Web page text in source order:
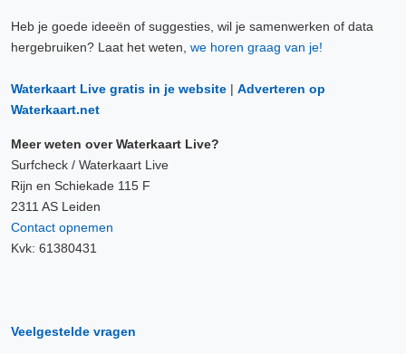
Heb je goede ideeën of suggesties, wil je samenwerken of data
hergebruiken? Laat het weten, we horen graag van je!
Waterkaart Live gratis in je website | Adverteren op
Waterkaart.net
Meer weten over Waterkaart Live?
Surfcheck / Waterkaart Live
Rijn en Schiekade 115 F
2311 AS Leiden
Contact opnemen
Kvk: 61380431
Veelgestelde vragen